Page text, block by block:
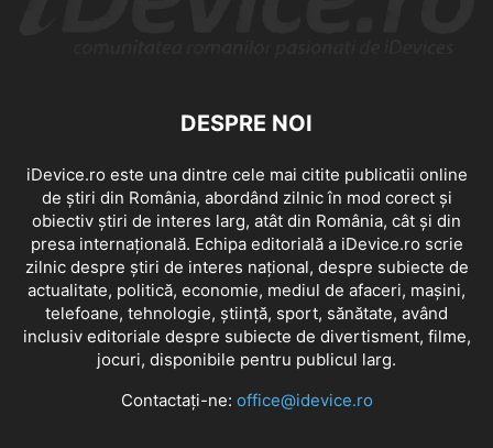
DESPRE NOI
iDevice.ro este una dintre cele mai citite publicatii online
de știri din România, abordând zilnic în mod corect și
obiectiv știri de interes larg, atât din România, cât și din
presa internațională. Echipa editorială a iDevice.ro scrie
zilnic despre știri de interes național, despre subiecte de
actualitate, politică, economie, mediul de afaceri, mașini,
telefoane, tehnologie, știință, sport, sănătate, având
inclusiv editoriale despre subiecte de divertisment, filme,
jocuri, disponibile pentru publicul larg.
Contactați-ne: office@idevice.ro